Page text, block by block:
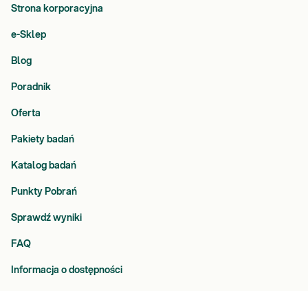
Strona korporacyjna
e-Sklep
Blog
Poradnik
Oferta
Pakiety badań
Katalog badań
Punkty Pobrań
Sprawdź wyniki
FAQ
Informacja o dostępności